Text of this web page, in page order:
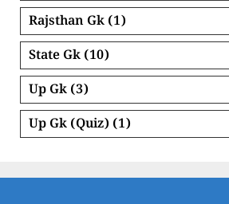
Rajsthan Gk (1)
State Gk (10)
Up Gk (3)
Up Gk (Quiz) (1)